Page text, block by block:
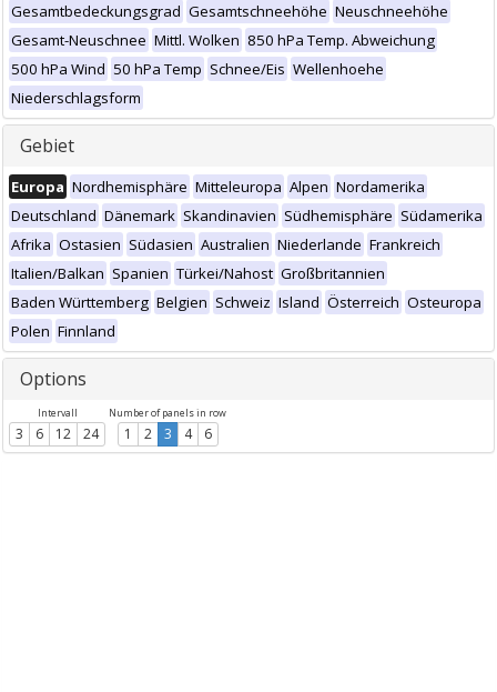
Gesamtbedeckungsgrad Gesamtschneehöhe Neuschneehöhe
Gesamt-Neuschnee Mittl. Wolken 850 hPa Temp. Abweichung
500 hPa Wind 50 hPa Temp Schnee/Eis Wellenhoehe
Niederschlagsform
Gebiet
Europa Nordhemisphäre Mitteleuropa Alpen Nordamerika
Deutschland Dänemark Skandinavien Südhemisphäre Südamerika
Afrika Ostasien Südasien Australien Niederlande Frankreich
Italien/Balkan Spanien Türkei/Nahost Großbritannien
Baden Württemberg Belgien Schweiz Island Österreich Osteuropa
Polen Finnland
Options
Intervall
3 6 12 24
Number of panels in row
1 2 3 4 6